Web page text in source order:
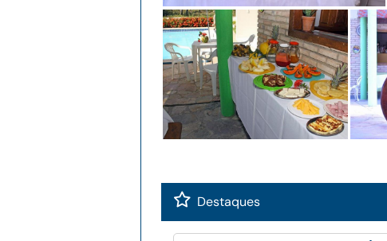
Destaques